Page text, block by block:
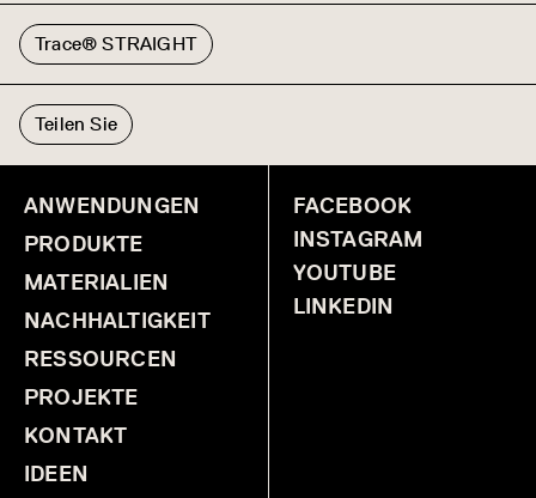
Trace® STRAIGHT
Teilen Sie
ANWENDUNGEN
PRODUKTE
MATERIALIEN
NACHHALTIGKEIT
RESSOURCEN
PROJEKTE
KONTAKT
IDEEN
FACEBOOK
INSTAGRAM
YOUTUBE
LINKEDIN